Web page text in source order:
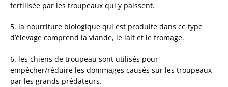
fertilisée par les troupeaux qui y paissent.
5. la nourriture biologique qui est produite dans ce type
d’élevage comprend la viande, le lait et le fromage.
6. les chiens de troupeau sont utilisés pour
empêcher/réduire les dommages causés sur les troupeaux
par les grands prédateurs.